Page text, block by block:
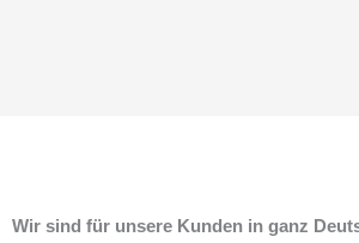
Wir sind für unsere Kunden in ganz